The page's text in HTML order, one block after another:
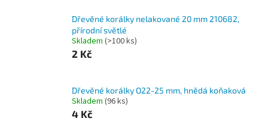
Dřevěné korálky nelakované 20 mm 210682,
přírodní světlé
Skladem (>100 ks)
2 Kč
Dřevěné korálky O22-25 mm, hnědá koňaková
Skladem (96 ks)
4 Kč